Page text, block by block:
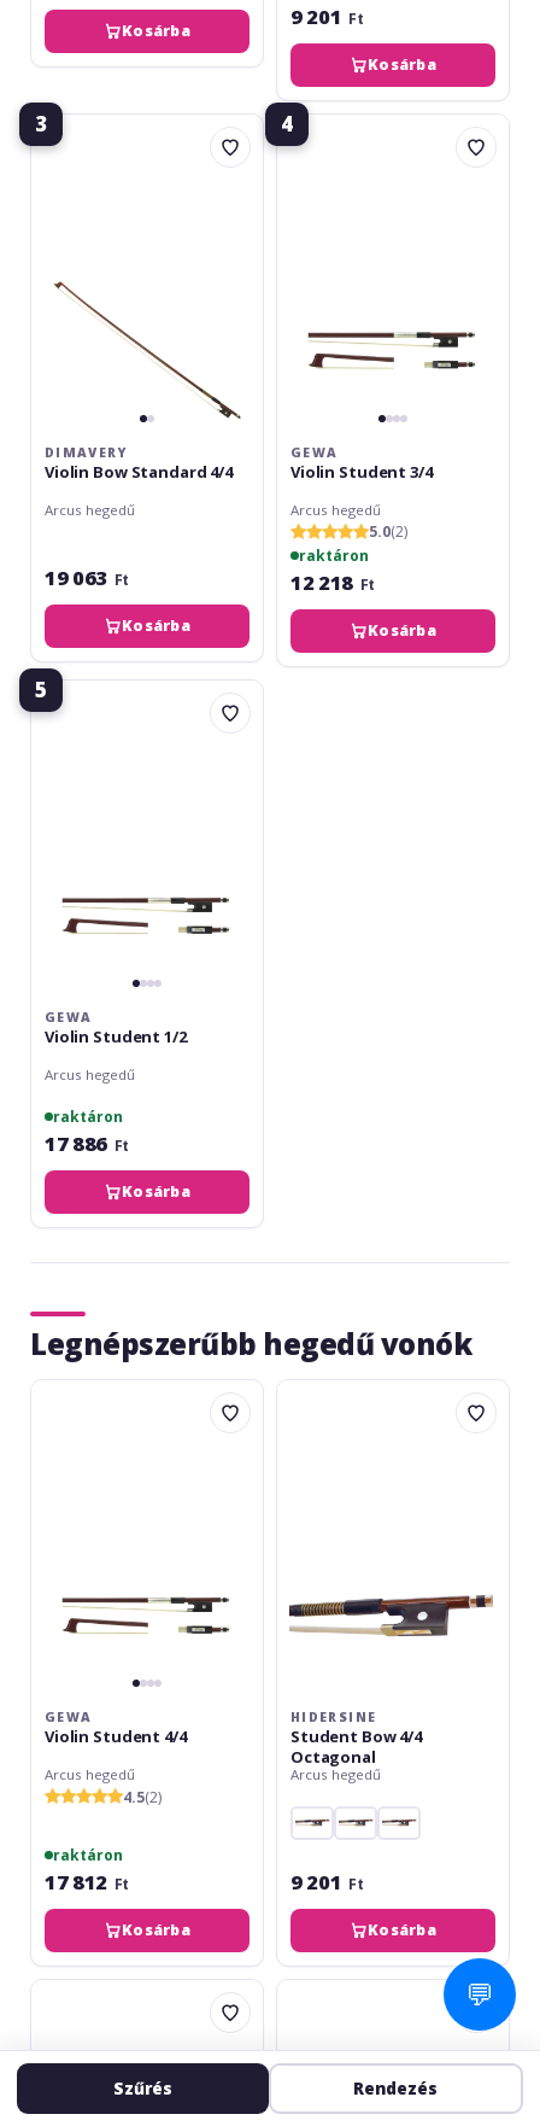
Kosárba
9 201 Ft
Kosárba
3
Dimavery
Violin
DIMAVERY
Violin Bow Standard 4/4
Arcus hegedű
19 063 Ft
Kosárba
4
Gewa
Violin
GEWA
Violin Student 3/4
Arcus hegedű
5.0(2)
raktáron
12 218 Ft
Kosárba
5
Gewa
Violin
GEWA
Violin Student 1/2
Arcus hegedű
raktáron
17 886 Ft
Kosárba
Legnépszerűbb hegedű vonók
Gewa
GEWA
Violin Student 4/4
Arcus hegedű
4.5(2)
raktáron
17 812 Ft
Kosárba
Hidersine
HIDERSINE
Student Bow 4/4
Octagonal
Arcus hegedű
9 201 Ft
Kosárba
Gewa
3/4
Hidersine
3/4
Octagonal
Szűrés Rendezés
💬